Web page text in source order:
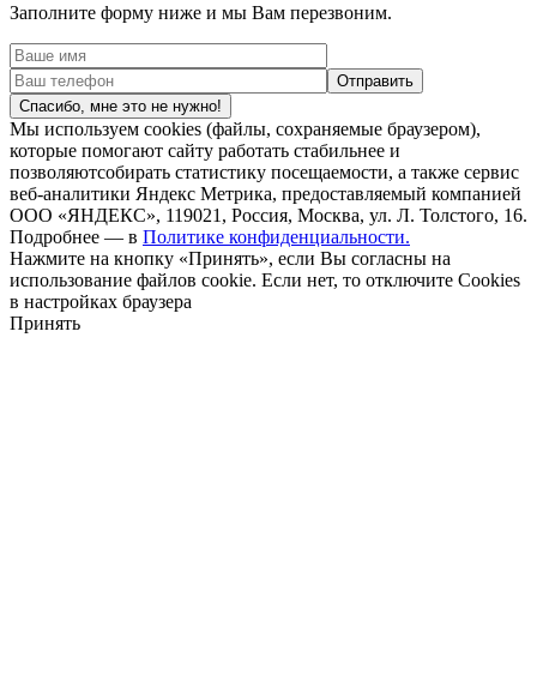
Заполните форму ниже и мы Вам перезвоним.
Спасибо, мне это не нужно!
Мы используем cookies (файлы, сохраняемые браузером),
которые помогают сайту работать стабильнее и
позволяютсобирать статистику посещаемости, а также сервис
веб-аналитики Яндекс Метрика, предоставляемый компанией
ООО «ЯНДЕКС», 119021, Россия, Москва, ул. Л. Толстого, 16.
Подробнее — в Политике конфиденциальности.
Нажмите на кнопку «Принять», если Вы согласны на
использование файлов cookie. Если нет, то отключите Cookies
в настройках браузера
Принять